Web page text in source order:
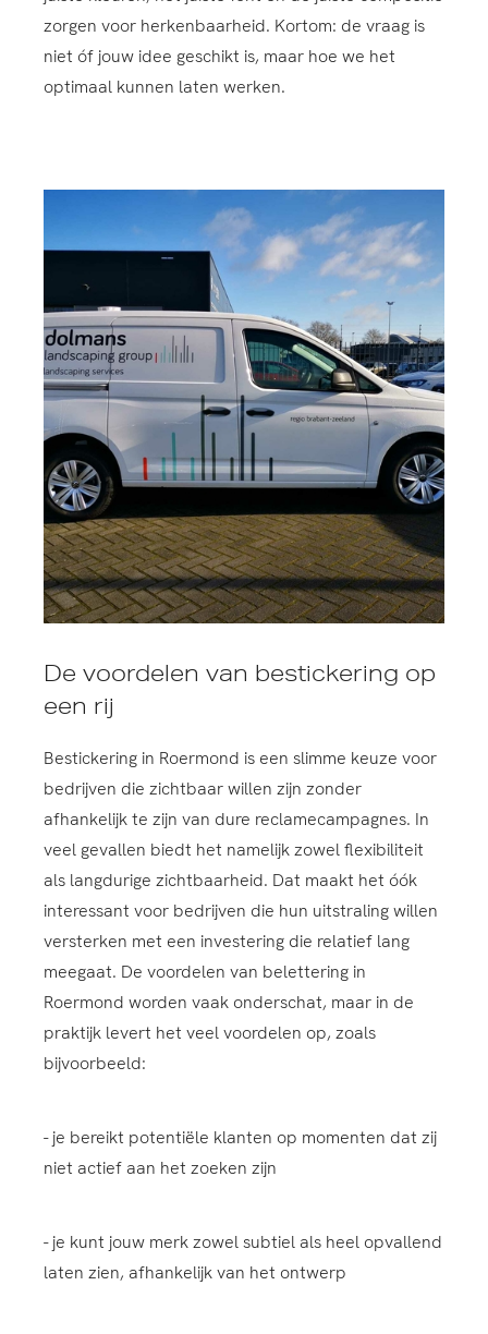
zorgen voor herkenbaarheid. Kortom: de vraag is
niet óf jouw idee geschikt is, maar hoe we het
optimaal kunnen laten werken.
De voordelen van bestickering op
een rij
Bestickering in Roermond is een slimme keuze voor
bedrijven die zichtbaar willen zijn zonder
afhankelijk te zijn van dure reclamecampagnes. In
veel gevallen biedt het namelijk zowel flexibiliteit
als langdurige zichtbaarheid. Dat maakt het óók
interessant voor bedrijven die hun uitstraling willen
versterken met een investering die relatief lang
meegaat. De voordelen van belettering in
Roermond worden vaak onderschat, maar in de
praktijk levert het veel voordelen op, zoals
bijvoorbeeld:
- je bereikt potentiële klanten op momenten dat zij
niet actief aan het zoeken zijn
- je kunt jouw merk zowel subtiel als heel opvallend
laten zien, afhankelijk van het ontwerp